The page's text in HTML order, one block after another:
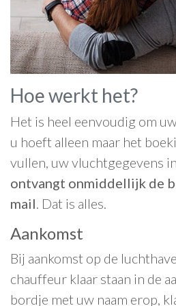
Hoe werkt het?
Het is heel eenvoudig om
u hoeft alleen maar het
vullen, uw vluchtgegevens
ontvangt onmiddellijk de
mail. Dat is alles.
Aankomst
Bij aankomst op de
chauffeur klaar staan in de
bordje met uw naam erop,